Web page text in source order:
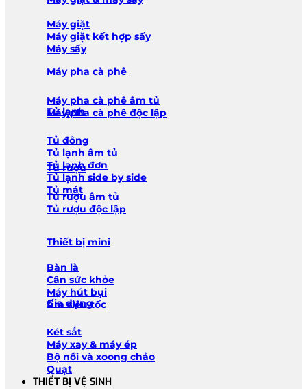
Máy giặt
Máy giặt kết hợp sấy
Máy sấy
Máy pha cà phê
Máy pha cà phê âm tủ
Máy pha cà phê độc lập
Tủ lạnh
Tủ đông
Tủ lạnh âm tủ
Tủ lạnh đơn
Tủ lạnh side by side
Tủ mát
Tủ rượu
Tủ rượu âm tủ
Tủ rượu độc lập
Thiết bị mini
Bàn là
Cân sức khỏe
Máy hút bụi
Ấm siêu tốc
Gia dụng
Két sắt
Máy xay & máy ép
Bộ nồi và xoong chảo
Quạt
THIẾT BỊ VỆ SINH